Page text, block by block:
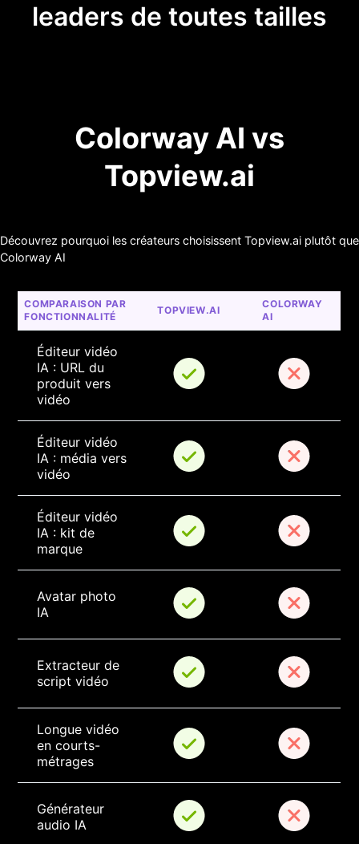
leaders de toutes tailles
Colorway AI vs
Topview.ai
Découvrez pourquoi les créateurs choisissent Topview.ai plutôt que
Colorway AI
COMPARAISON PAR
FONCTIONNALITÉ
TOPVIEW.AI
COLORWAY
AI
Éditeur vidéo
IA : URL du
produit vers
vidéo
Éditeur vidéo
IA : média vers
vidéo
Éditeur vidéo
IA : kit de
marque
Avatar photo
IA
Extracteur de
script vidéo
Longue vidéo
en courts-
métrages
Générateur
audio IA